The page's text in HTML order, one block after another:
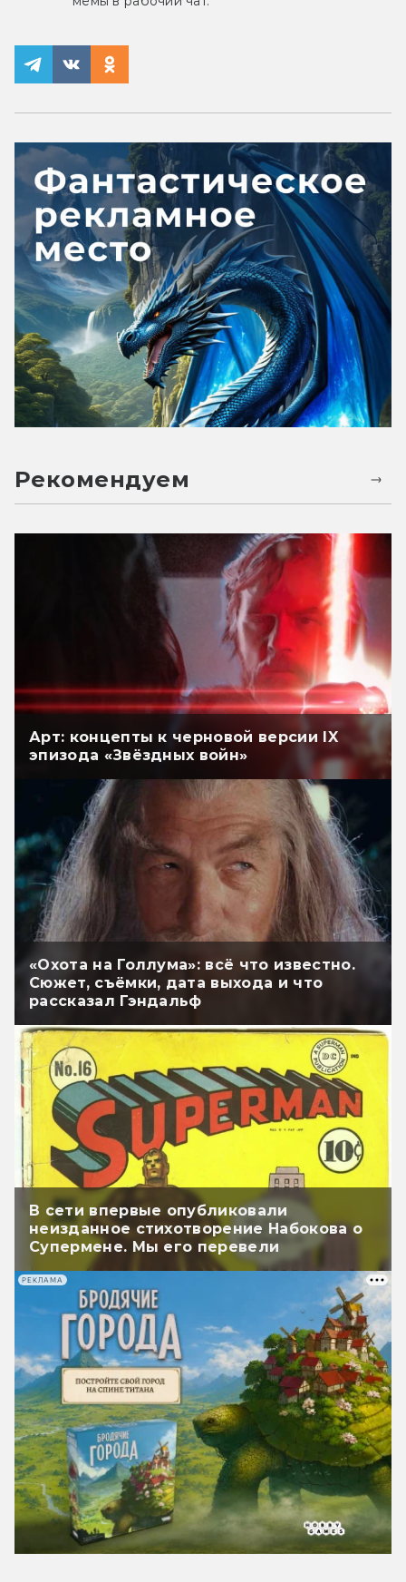
Рекомендуем
Арт: концепты к черновой версии IX
эпизода «Звёздных войн»
«Охота на Голлума»: всё что известно.
Сюжет, съёмки, дата выхода и что
рассказал Гэндальф
В сети впервые опубликовали
неизданное стихотворение Набокова о
Супермене. Мы его перевели
РЕКЛАМА